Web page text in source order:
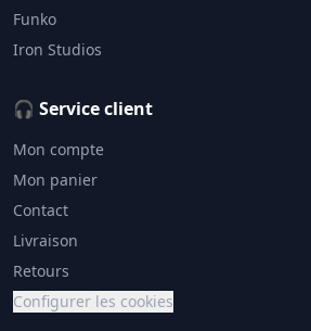
Funko
Iron Studios
🎧 Service client
Mon compte
Mon panier
Contact
Livraison
Retours
Configurer les cookies